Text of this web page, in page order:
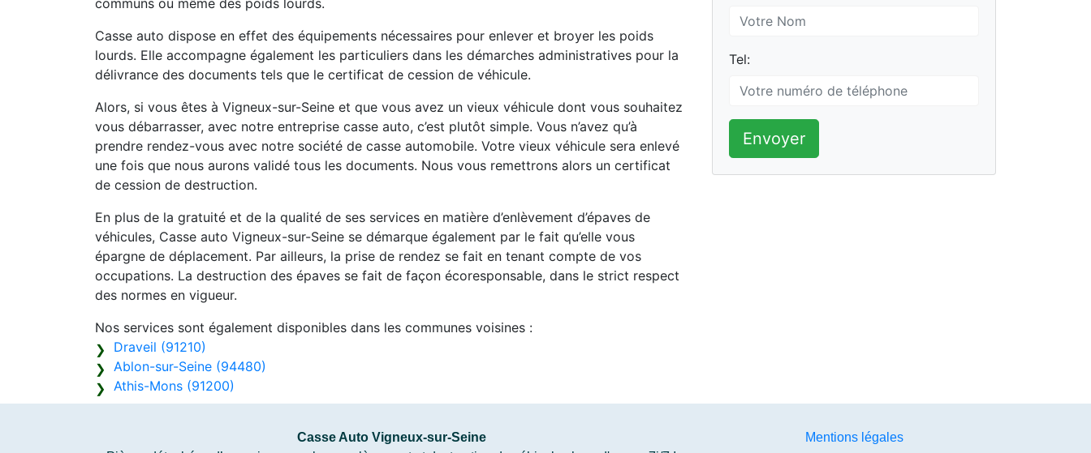
communs ou même des poids lourds.
Casse auto dispose en effet des équipements nécessaires pour enlever et broyer les poids
lourds. Elle accompagne également les particuliers dans les démarches administratives pour la
délivrance des documents tels que le certificat de cession de véhicule.
Alors, si vous êtes à Vigneux-sur-Seine et que vous avez un vieux véhicule dont vous souhaitez
vous débarrasser, avec notre entreprise casse auto, c’est plutôt simple. Vous n’avez qu’à
prendre rendez-vous avec notre société de casse automobile. Votre vieux véhicule sera enlevé
une fois que nous aurons validé tous les documents. Nous vous remettrons alors un certificat
de cession de destruction.
En plus de la gratuité et de la qualité de ses services en matière d’enlèvement d’épaves de
véhicules, Casse auto Vigneux-sur-Seine se démarque également par le fait qu’elle vous
épargne de déplacement. Par ailleurs, la prise de rendez se fait en tenant compte de vos
occupations. La destruction des épaves se fait de façon écoresponsable, dans le strict respect
des normes en vigueur.
Nos services sont également disponibles dans les communes voisines :
Draveil (91210)
Ablon-sur-Seine (94480)
Athis-Mons (91200)
Tel:
Envoyer
Casse Auto Vigneux-sur-Seine
Mentions légales